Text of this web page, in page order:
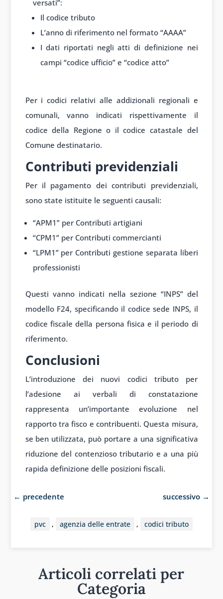
versati”:
Il codice tributo
L’anno di riferimento nel formato “AAAA”
I dati riportati negli atti di definizione nei
campi “codice ufficio” e “codice atto”
Per i codici relativi alle addizionali regionali e
comunali, vanno indicati rispettivamente il
codice della Regione o il codice catastale del
Comune destinatario.
Contributi previdenziali
Per il pagamento dei contributi previdenziali,
sono state istituite le seguenti causali:
“APM1” per Contributi artigiani
“CPM1” per Contributi commercianti
“LPM1” per Contributi gestione separata liberi
professionisti
Questi vanno indicati nella sezione “INPS” del
modello F24, specificando il codice sede INPS, il
codice fiscale della persona fisica e il periodo di
riferimento.
Conclusioni
L’introduzione dei nuovi codici tributo per
l’adesione ai verbali di constatazione
rappresenta un’importante evoluzione nel
rapporto tra fisco e contribuenti. Questa misura,
se ben utilizzata, può portare a una significativa
riduzione del contenzioso tributario e a una più
rapida definizione delle posizioni fiscali.
← precedente successivo →
pvc , agenzia delle entrate , codici tributo
Articoli correlati per
Categoria